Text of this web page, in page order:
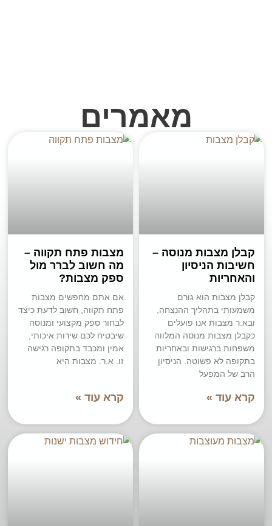
מאמרים
קבלן מצבות מנוסה –
חשיבות הניסיון
והאחריות
קבלן מצבות הוא גורם
משמעותי בתהליך ההנצחה,
ובא.ר מצבות אנו פועלים
כקבלן מצבות מנוסה המלווה
משפחות ברגישות ובאחריות
בתקופה לא פשוטה. הניסיון
הרב של המפעל
קרא עוד »
מצבות פתח תקווה –
מה חשוב לברר מול
ספק מצבות?
אם אתם מחפשים מצבות
פתח תקווה, חשוב לדעת כיצד
לבחור ספק מקצועי ומנוסה
שיבטיח לכם שירות איכותי,
אמין ומכבד בתקופה רגישה
זו. א.ר. מצבות היא
קרא עוד »